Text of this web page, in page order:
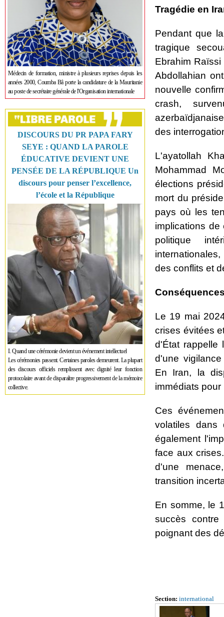
Médecin de formation, ministre à plusieurs reprises depuis les
années 2000, Coumba Bâ porte la candidature de la Mauritanie
au poste de secrétaire générale de l'Organisation internationale
DISCOURS DU PR PAPA FARY
SEYE : QUAND LA PAROLE
ÉDUCATIVE DEVIENT UNE
PENSÉE DE LA RÉPUBLIQUE Un
discours pour penser l’excellence,
l’école et la République
I. Quand une cérémonie devient un événement intellectuel
Les cérémonies passent. Certaines paroles demeurent. La plupart
des discours officiels remplissent avec dignité leur fonction
protocolaire avant de disparaître progressivement de la mémoire
collective.
Tragédie en
Pendant que
tragique
Ebrahim Raïssi
Abdollahian
nouvelle
crash,
des
L'ayatollah
Mohammad
élections
mort du
pays où les
implications
politique
des conflits et
Le 19 mai
crises évitées
d'État rappelle
d'une
En Iran, la
immédiats
Ces
volatiles dans
également
face aux
d'une
transition
En somme, le
succès
poignant des
Section: international